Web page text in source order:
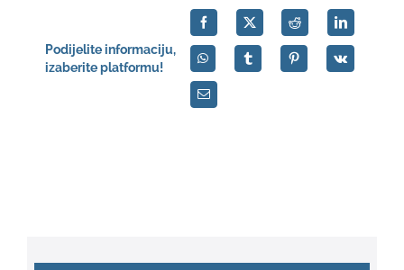
Podijelite informaciju,
izaberite platformu!